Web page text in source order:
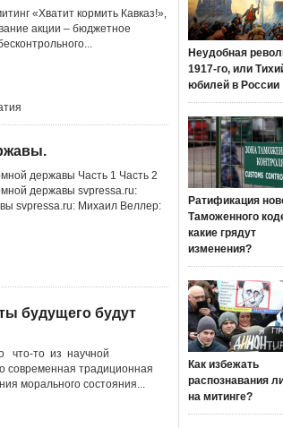
«Хватит кормить Кавказ!»,
акции – бюджетное
державы Часть 1 Часть 2
державы svpressa.ru:
svpressa.ru: Михаил Веллер:
будущего будут
что-то из научной
современная традиционная
морального состояния...
Неудобная
1917-го, или
юбилей в России
Ратификация
Таможенного
какие грядут
изменения?
Как избежать
распознавания
на митинге?